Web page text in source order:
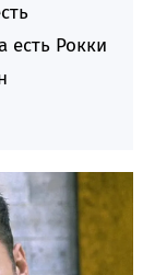
есть Рокки